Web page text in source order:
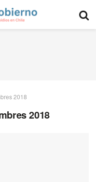
2018
2018